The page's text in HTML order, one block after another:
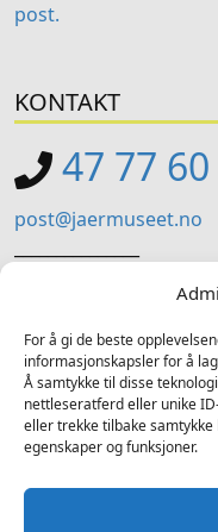
For å gi de beste
informasjonskapsler for å
Å samtykke til disse
nettleseratferd eller unike
eller trekke tilbake
egenskaper og funksjoner.
post.
KONTAKT
47 77
post@jaermuseet.no
Kviavegen 99, Nærbø
SOSIALE MEDIER
Følg oss på sosiale